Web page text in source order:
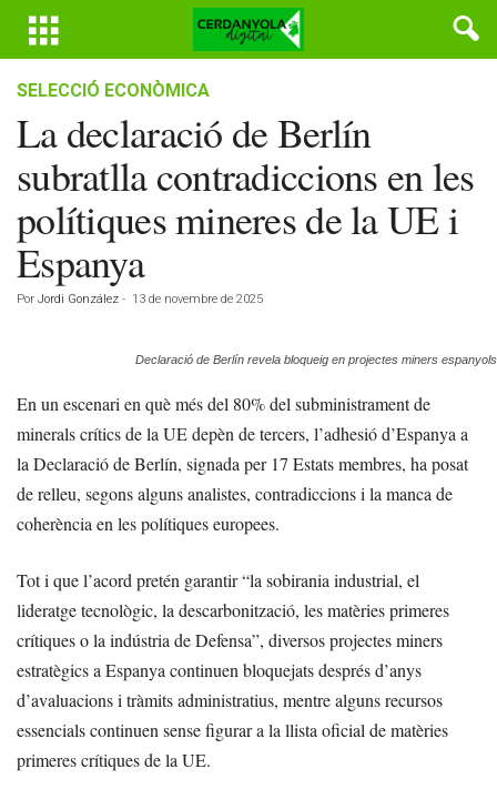
SELECCIÓ ECONÒMICA
La declaració de Berlín
subratlla contradiccions en les
polítiques mineres de la UE i
Espanya
Por Jordi González - 13 de novembre de 2025
Declaració de Berlín revela bloqueig en projectes miners espanyols
En un escenari en què més del 80% del subministrament de
minerals crítics de la UE depèn de tercers, l’adhesió d’Espanya a
la Declaració de Berlín, signada per 17 Estats membres, ha posat
de relleu, segons alguns analistes, contradiccions i la manca de
coherència en les polítiques europees.
Tot i que l’acord pretén garantir “la sobirania industrial, el
lideratge tecnològic, la descarbonització, les matèries primeres
crítiques o la indústria de Defensa”, diversos projectes miners
estratègics a Espanya continuen bloquejats després d’anys
d’avaluacions i tràmits administratius, mentre alguns recursos
essencials continuen sense figurar a la llista oficial de matèries
primeres crítiques de la UE.